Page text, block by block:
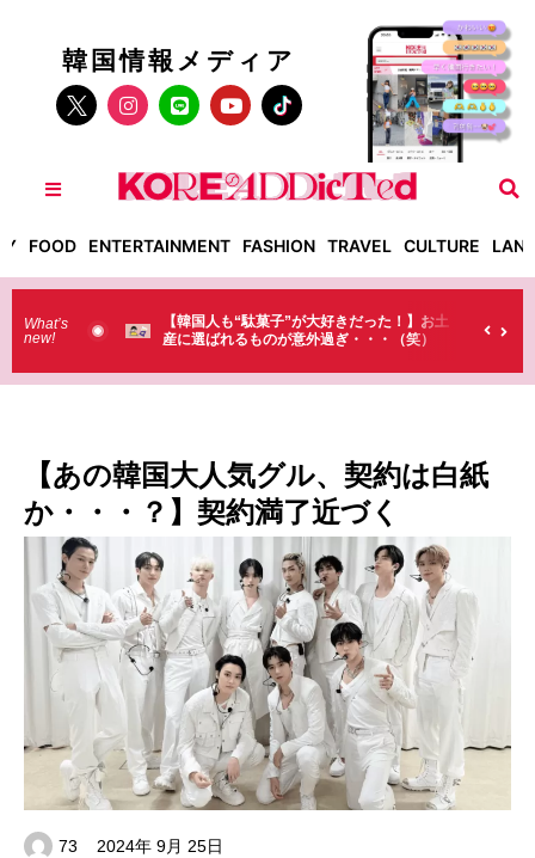
韓国情報メディア
FOOD ENTERTAINMENT FASHION TRAVEL CULTURE
What’s
new!
も“駄菓子”が大好きだった！】お土
れるものが意外過ぎ・・・（笑）
【そんなものまで買っていくの
ラストで韓国人が買うものがち
【あの韓国大人気グル、契約は白紙
か・・・？】契約満了近づく
73 2024年 9月 25日